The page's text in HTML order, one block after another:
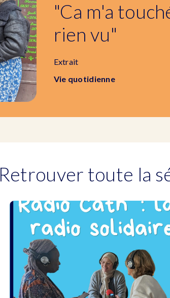
"Ca m'a
rien vu"
Extrait
Vie quotidienne
Retrouver toute la